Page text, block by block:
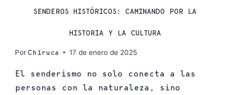
SENDEROS HISTÓRICOS: CAMINANDO POR LA
HISTORIA Y LA CULTURA
PorChiruca 17 de enero de 2025
El senderismo no solo conecta a las
personas con la naturaleza, sino